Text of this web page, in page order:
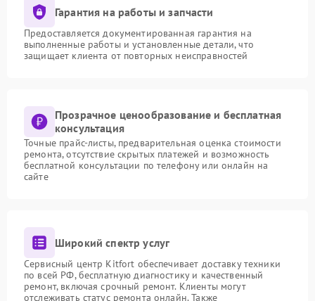
Гарантия на работы и запчасти
Предоставляется документированная гарантия на
выполненные работы и установленные детали, что
защищает клиента от повторных неисправностей
Прозрачное ценообразование и бесплатная
консультация
Точные прайс-листы, предварительная оценка стоимости
ремонта, отсутствие скрытых платежей и возможность
бесплатной консультации по телефону или онлайн на
сайте
Широкий спектр услуг
Сервисный центр Kitfort обеспечивает доставку техники
по всей РФ, бесплатную диагностику и качественный
ремонт, включая срочный ремонт. Клиенты могут
отслеживать статус ремонта онлайн. Также